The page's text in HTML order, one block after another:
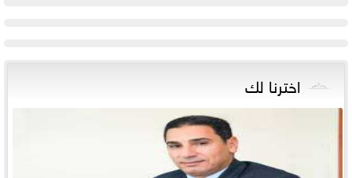
اخترنا لك